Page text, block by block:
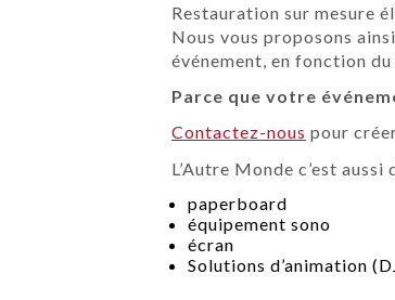
Restauration sur mesure
Nous vous proposons
événement, en fonction
Parce que votre
Contactez-nous pour
L’Autre Monde c’est
paperboard
équipement sono
écran
Solutions d’animation